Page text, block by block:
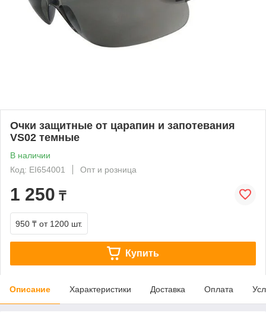
Очки защитные от царапин и запотевания
VS02 темные
В наличии
Код: EI654001
Опт и розница
1 250 ₸
950 ₸ от 1200 шт.
Купить
Описание Характеристики Доставка Оплата